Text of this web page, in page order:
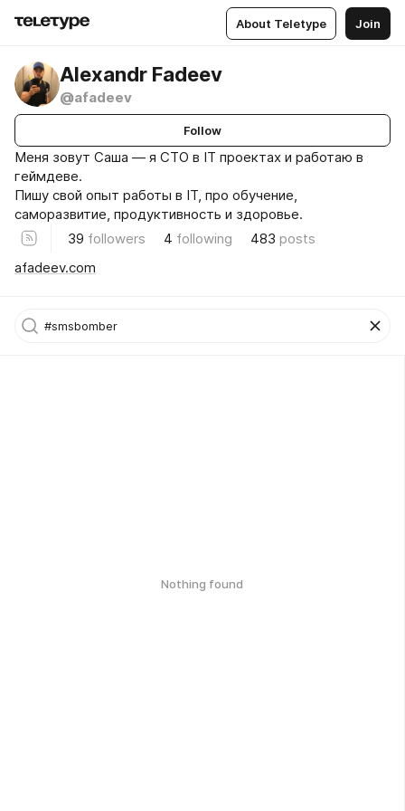
About Teletype Join
Alexandr Fadeev
@afadeev
Follow
Меня зовут Саша — я CTO в IT проектах и работаю в
геймдеве.
Пишу свой опыт работы в IT, про обучение,
саморазвитие, продуктивность и здоровье.
39 followers 4 following 483 posts
afadeev.com
Nothing found